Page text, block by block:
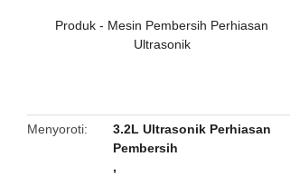
26.5x16.5x22cm
Produk - Mesin Pembersih Perhiasan
Ultrasonik
Menyoroti
3.2L Ultrasonik Perhiasan
Pembersih
,